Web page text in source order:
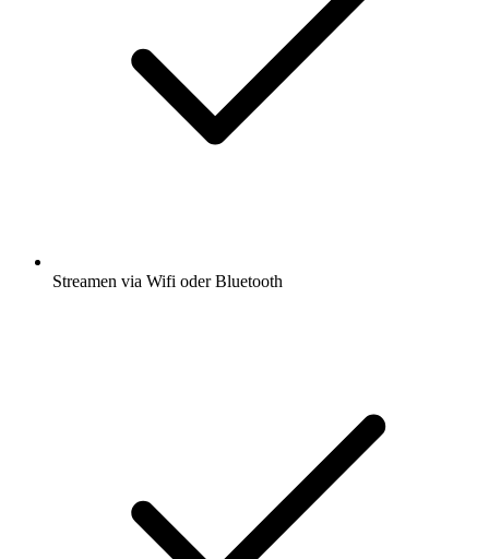
Streamen via Wifi oder Bluetooth